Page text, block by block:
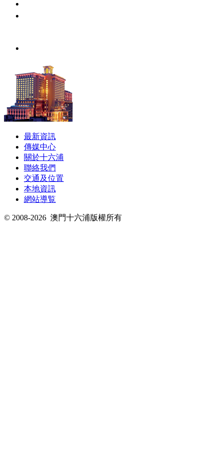
最新資訊
傳媒中心
關於十六浦
聯絡我們
交通及位置
本地資訊
網站導覧
© 2008-2026 澳門十六浦版權所有